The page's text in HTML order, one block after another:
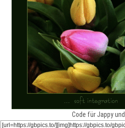
Code für Jappy und